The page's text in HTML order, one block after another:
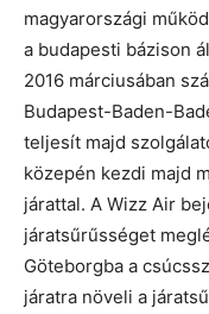
magyarországi
a budapesti bázison
2016 márciusában
Budapest-Baden-
teljesít majd
közepén kezdi majd
járattal. A Wizz Air
járatsűrűsséget
Göteborgba a
járatra növeli a